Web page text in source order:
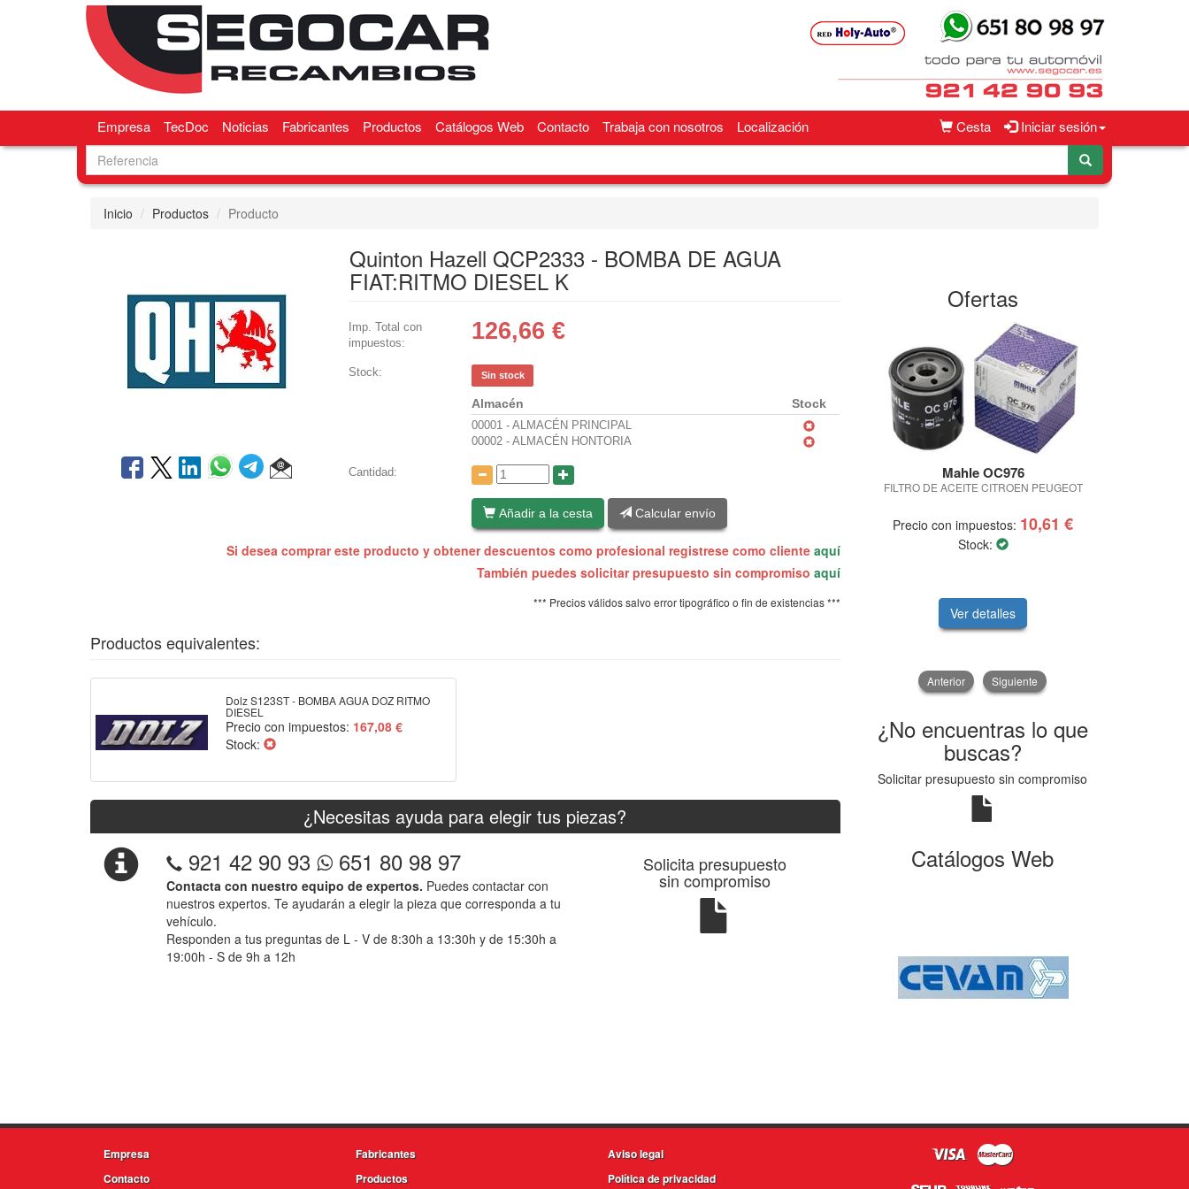
Cesta Iniciar sesión
Empresa TecDoc Noticias Fabricantes Productos Catálogos Web Contacto Trabaja con nosotros Localización
Inicio Productos Producto
Quinton Hazell QCP2333 - BOMBA DE AGUA
FIAT:RITMO DIESEL K
Imp. Total con
impuestos:
126,66 €
Stock: Sin stock
Almacén Stock
00001 - ALMACÉN PRINCIPAL
00002 - ALMACÉN HONTORIA
Cantidad:
Añadir a la cesta Calcular envío
Si desea comprar este producto y obtener descuentos como profesional registrese como cliente aquí
También puedes solicitar presupuesto sin compromiso aquí
*** Precios válidos salvo error tipográfico o fin de existencias ***
Productos equivalentes:
Dolz S123ST - BOMBA AGUA DOZ RITMO
DIESEL
Precio con impuestos: 167,08 €
Stock:
¿Necesitas ayuda para elegir tus piezas?
921 42 90 93 651 80 98 97
Contacta con nuestro equipo de expertos. Puedes contactar con
nuestros expertos. Te ayudarán a elegir la pieza que corresponda a tu
vehículo.
Responden a tus preguntas de L - V de 8:30h a 13:30h y de 15:30h a
19:00h - S de 9h a 12h
Solicita presupuesto
sin compromiso
Ofertas
Mahle OC976
FILTRO DE ACEITE CITROEN PEUGEOT
Precio con impuestos: 10,61 €
Stock:
Ver detalles
Anterior Siguiente
¿No encuentras lo que
buscas?
Solicitar presupuesto sin compromiso
Catálogos Web
Empresa
Contacto
Fabricantes
Productos
Aviso legal
Política de privacidad